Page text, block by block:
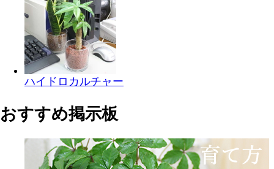
ハイドロカルチャー
おすすめ掲示板